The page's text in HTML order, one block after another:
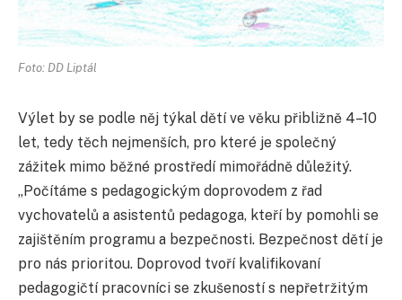
Foto: DD Liptál
Výlet by se podle něj týkal dětí ve věku přibližně 4–10
let, tedy těch nejmenších, pro které je společný
zážitek mimo běžné prostředí mimořádně důležitý.
„Počítáme s pedagogickým doprovodem z řad
vychovatelů a asistentů pedagoga, kteří by pomohli se
zajištěním programu a bezpečnosti. Bezpečnost dětí je
pro nás prioritou. Doprovod tvoří kvalifikovaní
pedagogičtí pracovníci se zkušeností s nepřetržitým